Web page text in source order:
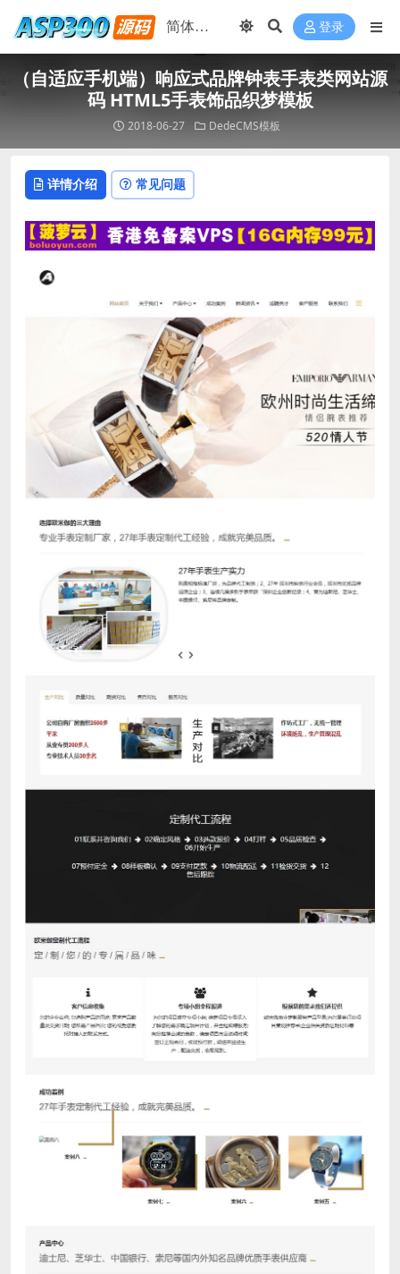
登录
（自适应手机端）响应式品牌钟表手表类网站源
码 HTML5手表饰品织梦模板
2018-06-27 DedeCMS模板
详情介绍 常见问题